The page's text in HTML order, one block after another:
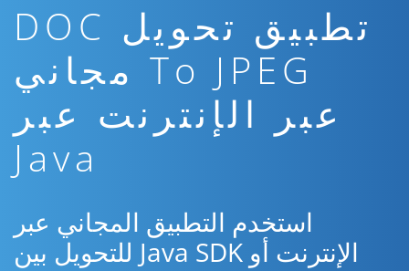
تطبيق تحويل DOC
To JPEG مجاني
عبر الإنترنت عبر
Java
استخدم التطبيق المجاني عبر
الإنترنت أو Java SDK للتحويل بين